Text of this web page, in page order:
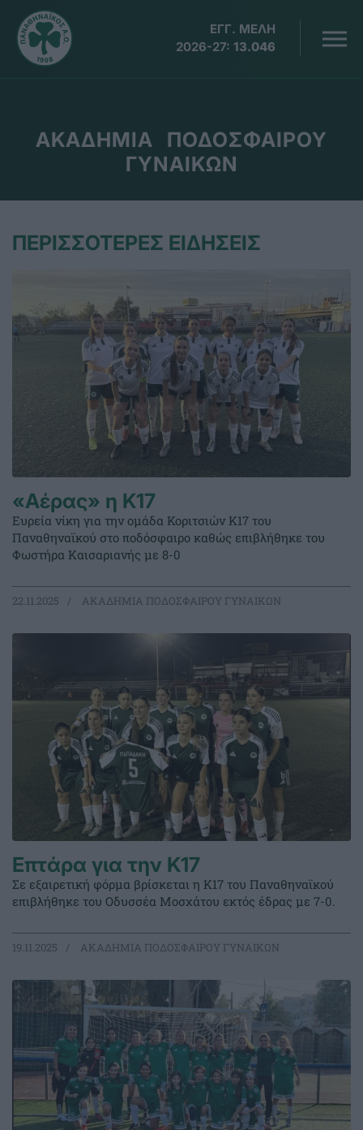
ΕΓΓ. ΜΕΛΗ
2026-27: 13.046
ΑΚΑΔΗΜΙΑ ΠΟΔΟΣΦΑΙΡΟΥ
ΓΥΝΑΙΚΩΝ
ΠΕΡΙΣΣΟΤΕΡΕΣ ΕΙΔΗΣΕΙΣ
«Αέρας» η Κ17
Ευρεία νίκη για την ομάδα Κοριτσιών Κ17 του
Παναθηναϊκού στο ποδόσφαιρο καθώς επιβλήθηκε του
Φωστήρα Καισαριανής με 8-0
22.11.2025 ΑΚΑΔΗΜΙΑ ΠΟΔΟΣΦΑΙΡΟΥ ΓΥΝΑΙΚΩΝ
Επτάρα για την Κ17
Σε εξαιρετική φόρμα βρίσκεται η Κ17 του Παναθηναϊκού
επιβλήθηκε του Οδυσσέα Μοσχάτου εκτός έδρας με 7-0.
19.11.2025 ΑΚΑΔΗΜΙΑ ΠΟΔΟΣΦΑΙΡΟΥ ΓΥΝΑΙΚΩΝ